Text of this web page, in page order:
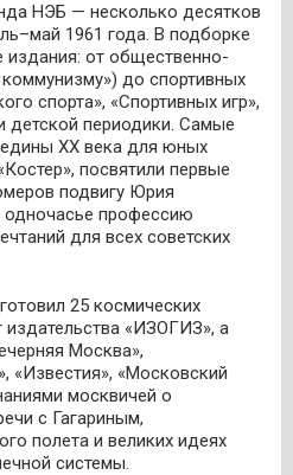
НЭБ — несколько десятков
1961 года. В подборке
издания: от общественно-
до спортивных
спорта», «Спортивных игр»,
детской периодики. Самые
ХХ века для юных
посвятили первые
подвигу Юрия
одночасье профессию
для всех советских
25 космических
издательства «ИЗОГИЗ», а
Москва»,
«Известия», «Московский
москвичей о
с Гагариным,
полета и великих идеях
системы.